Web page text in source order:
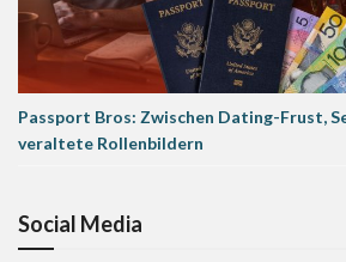
Passport Bros: Zwischen Dating-Frust,
veraltete Rollenbildern
Social Media